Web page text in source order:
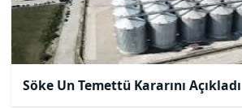
Söke Un Temettü Kararını Açıkladı